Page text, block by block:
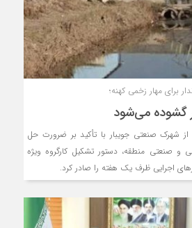
برای مهار زخمی کهنه؛
گشوده می‌شود
از شهرک صنعتی جویبار با تأکید بر ضرورت حل
صنعتی منطقه، دستور تشکیل کارگروه ویژه
اجرایی ظرف یک هفته را صادر کرد.